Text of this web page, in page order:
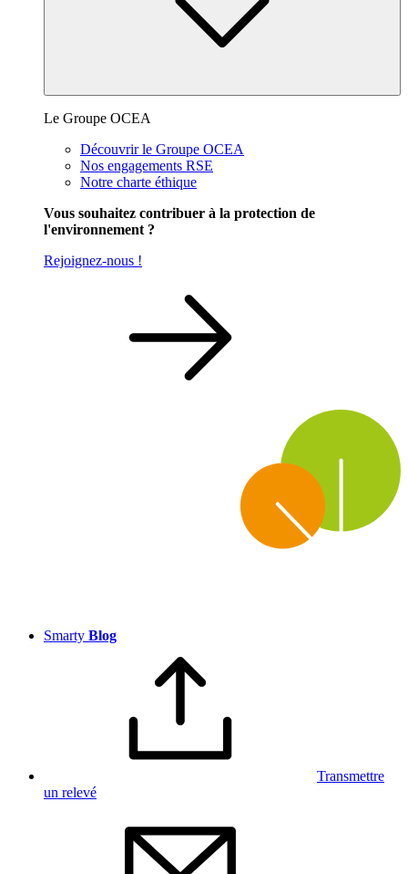
Le Groupe OCEA
Découvrir le Groupe OCEA
Nos engagements RSE
Notre charte éthique
Vous souhaitez contribuer à la protection de
l'environnement ?
Rejoignez-nous !
Smarty Blog
Transmettre
un relevé